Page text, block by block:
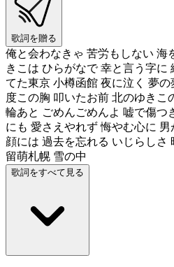
歌詞を贈る
俺と会わなきゃ 苦労もしない 海
きこは ひらがなで 幸と言う字に
てた東京 小樽函館 夜に泣く 夢
度この胸 叩いたお前 北のゆきこ
輪あと ごめんごめんよ 嘘で傷つ
にも 愛さえやれず 悔やむ心に
顔には 過去を忘れる いじらしさ
留萌札幌 雪の中
歌詞をすべて見る